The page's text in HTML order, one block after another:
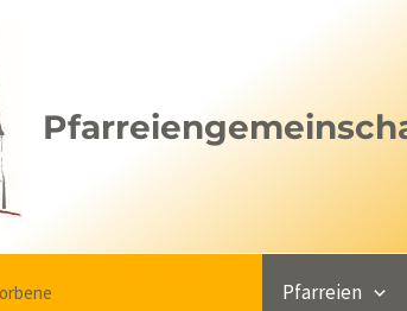
Pfarreien